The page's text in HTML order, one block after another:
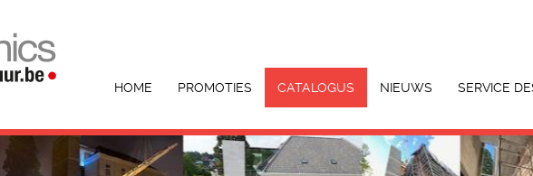
HOME PROMOTIES CATALOGUS NIEUWS SERVICE